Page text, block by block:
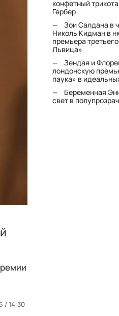
/ 14:30
конфетный
Гербер
Зои Салдана в
Николь Кидман в
премьера
Львица»
Зендая и
лондонскую
паука» в
Беременная
свет в